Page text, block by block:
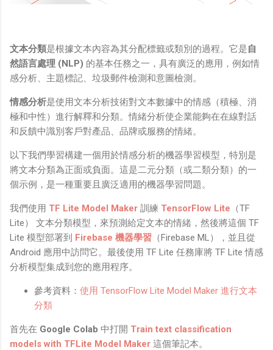
Ray-ban Meta 的黑科技，講白了就是人家拉個百人團隊
鏡有塞入一個強大的 WiFi 6 晶片在裡面，一開始我猜測會
不會有可能是透過 WiFi P2P 或 WiFi SoftAP 的方式去做
串流（確實 Meta 的智能眼鏡，在同步媒體時，會強制要
求開啟手機的 WiFi 開關，所以媒體同步應該是靠 WiFi 通
道做的），而去年初我也快速做了一個WiFi Direct 架構
來做 POC，確實傳輸效率非常快，幾百 MB 的大檔幾乎秒
級傳完，從眼鏡端將媒體串流到手機端更是不用說的順暢，
而且當時我們的媒體串流還是以未經編碼的方式傳透過
Socket 直接傳輸的（這表示傳輸時所需的頻寬會更大，功
耗據說也較大）。 後來因為 ...
文本分類是根據文本內容為其分配標籤或類別的過程。它是自
然語言處理 (NLP) 的基本任務之一，具有廣泛的應用，例如情
感分析、主題標記、垃圾郵件檢測和意圖檢測。
情感分析是使用文本分析技術對文本數據中的情感（積極、消
極和中性）進行解釋和分類。情緒分析使企業能夠在在線對話
和反饋中識別客戶對產品、品牌或服務的情緒。
以下我們學習構建一個用於情感分析的機器學習模型，特別是
將文本分類為正面或負面。這是二元分類（或二類分類）的一
個示例，是一種重要且廣泛適用的機器學習問題。
我們使用 TF Lite Model Maker 訓練 TensorFlow Lite （TF
Lite） 文本分類模型，來預測給定文本的情緒，然後將這個 TF
Lite 模型部署到 Firebase 機器學習 （Firebase ML），並且從
Android 應用中訪問它。最後使用 TF Lite 任務庫將 TF Lite 情感
分析模型集成到您的應用程序。
參考資料： 使用 TensorFlow Lite Model Maker 進行文本
分類
首先在 Google Colab 中打開 Train text classification
models with TFLite Model Maker 這個筆記本。